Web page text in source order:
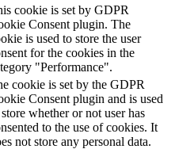
cookie is set by GDPR
Consent plugin. The
is used to store the user
for the cookies in the
"Performance".
cookie is set by the GDPR
Consent plugin and is used
whether or not user has
to the use of cookies. It
not store any personal data.